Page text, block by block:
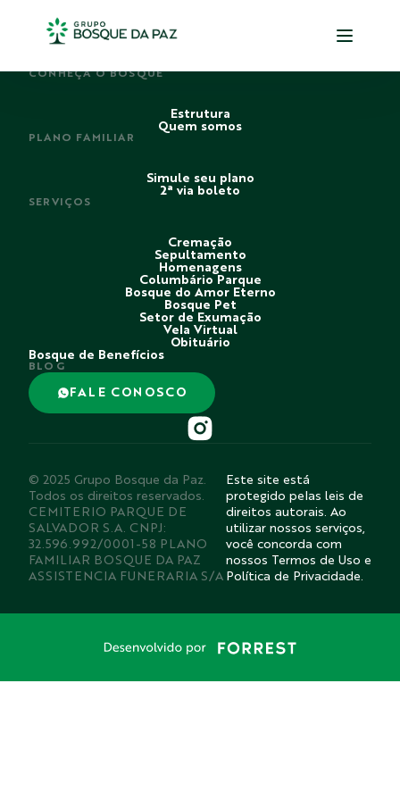
CONHEÇA O BOSQUE
Estrutura
Quem somos
PLANO FAMILIAR
Simule seu plano
2ª via boleto
SERVIÇOS
Cremação
Sepultamento
Homenagens
Columbário Parque
Bosque do Amor Eterno
Bosque Pet
Setor de Exumação
Vela Virtual
Obituário
Bosque de Benefícios
BLOG
FALE CONOSCO
© 2025 Grupo Bosque da Paz.
Todos os direitos reservados.
CEMITERIO PARQUE DE
SALVADOR S.A. CNPJ:
32.596.992/0001-58 PLANO
FAMILIAR BOSQUE DA PAZ
ASSISTENCIA FUNERARIA S/A
Este site está
protegido pelas leis de
direitos autorais. Ao
utilizar nossos serviços,
você concorda com
nossos Termos de Uso e
Política de Privacidade.